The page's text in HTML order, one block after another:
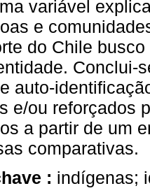
variável
e
do Chile
Conclui-
auto-
e/ou reforçados
a partir de um
comparativas.
: indígenas;